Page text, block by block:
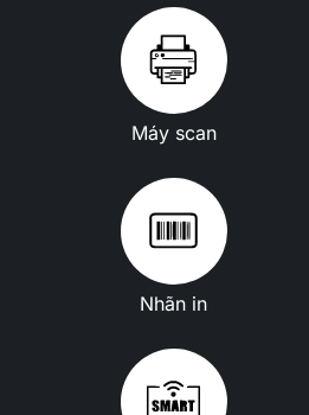
Máy scan
Nhãn in